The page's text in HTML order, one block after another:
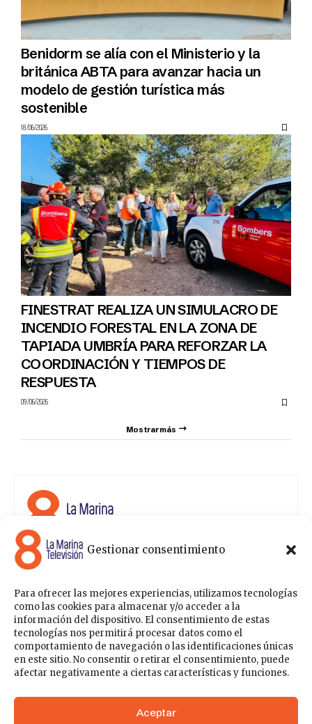
Gestionar consentimiento
Para ofrecer las mejores experiencias, utilizamos tecnologías
como las cookies para almacenar y/o acceder a la
información del dispositivo. El consentimiento de estas
tecnologías nos permitirá procesar datos como el
comportamiento de navegación o las identificaciones únicas
en este sitio. No consentir o retirar el consentimiento, puede
afectar negativamente a ciertas características y funciones.
Aceptar
Benidorm se alía con el Ministerio y la
británica ABTA para avanzar hacia un
modelo de gestión turística más
sostenible
18/06/2026
FINESTRAT REALIZA UN SIMULACRO DE
INCENDIO FORESTAL EN LA ZONA DE
TAPIADA UMBRÍA PARA REFORZAR LA
COORDINACIÓN Y TIEMPOS DE
RESPUESTA
09/06/2026
Mostrar más
8 La Marina Televisión cuenta con una amplia gama de
programas para satisfacer las necesidades y gustos de
programas de ámbito político , de noticias, deportes,
fiestas y eventos… para estar a la última de todo lo que
acontece en nuestra comarca.
Sobre nosotros
Contáctanos Publicítate con nosotros
Política de Privacidad